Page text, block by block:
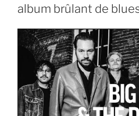
album brûlant de